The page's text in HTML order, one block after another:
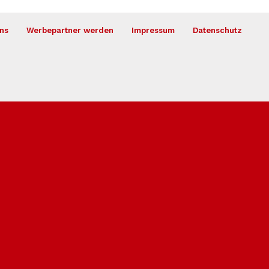
Werbepartner werden Impressum Datenschutz